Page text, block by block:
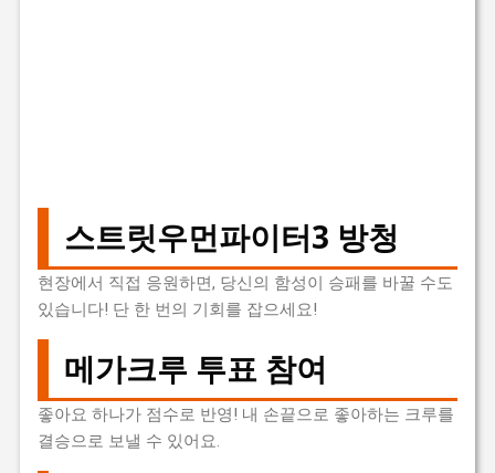
스트릿우먼파이터3 방청
현장에서 직접 응원하면, 당신의 함성이 승패를 바꿀 수도
있습니다! 단 한 번의 기회를 잡으세요!
메가크루 투표 참여
좋아요 하나가 점수로 반영! 내 손끝으로 좋아하는 크루를
결승으로 보낼 수 있어요.